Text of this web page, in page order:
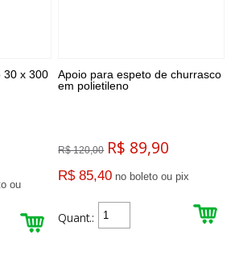
30 x 300
Apoio para espeto de churrasco
em polietileno
R$ 120,00 R$ 89,90
R$ 85,40 no boleto ou pix
Quant.: